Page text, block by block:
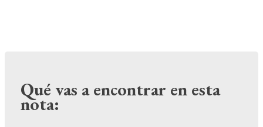
Qué vas a encontrar en esta
nota: